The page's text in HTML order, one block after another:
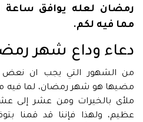
رمضان لعله يوافق ساعة
مما فيه لكم.
دعاء وداع شهر
من الشهور التي يجب ان نعض
مضيها هو شهر رمضان، لما فيه
ملأى بالخيرات ومن عشر إلى
عظيم، ولهذا فإننا قد قمنا